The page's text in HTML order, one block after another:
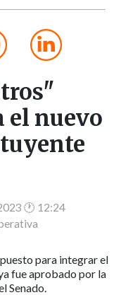
el nuevo
🕐 12:24
para integrar el
fue aprobado por la
Senado.